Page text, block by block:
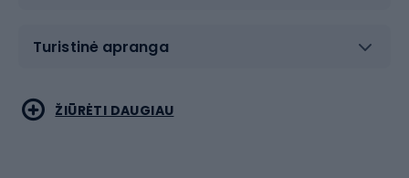
Turistinė apranga
Bėgimas
Koviniai sportai
ŽIŪRĖTI DAUGIAU